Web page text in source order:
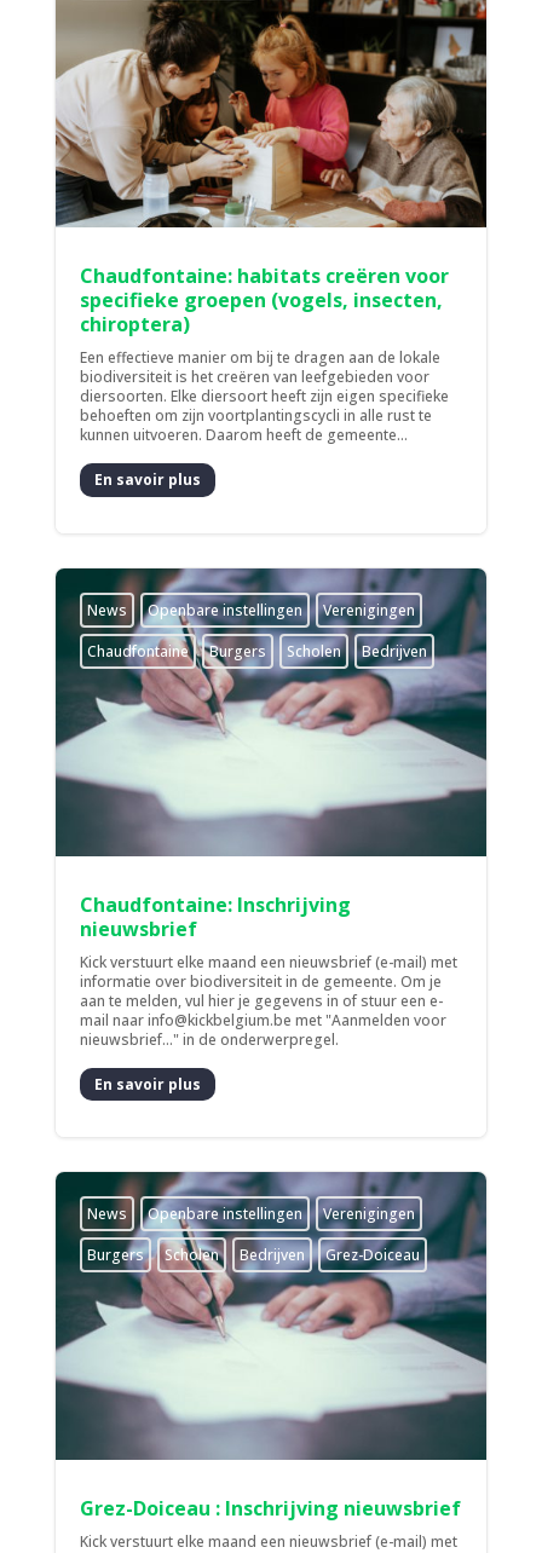
Chaudfontaine: habitats creëren voor
specifieke groepen (vogels, insecten,
chiroptera)
Een effectieve manier om bij te dragen aan de lokale
biodiversiteit is het creëren van leefgebieden voor
diersoorten. Elke diersoort heeft zijn eigen specifieke
behoeften om zijn voortplantingscycli in alle rust te
kunnen uitvoeren. Daarom heeft de gemeente...
En savoir plus
News ­Openbare instellingen
­Verenigingen
Chaudfontaine
Burgers Scholen Bedrijven
Chaudfontaine: Inschrijving
nieuwsbrief
Kick verstuurt elke maand een nieuwsbrief (e-mail) met
informatie over biodiversiteit in de gemeente. Om je
aan te melden, vul hier je gegevens in of stuur een e-
mail naar info@kickbelgium.be met "Aanmelden voor
nieuwsbrief..." in de onderwerpregel.
En savoir plus
News ­Openbare instellingen
­Verenigingen
Burgers
Scholen Bedrijven Grez-Doiceau
Grez-Doiceau : Inschrijving nieuwsbrief
Kick verstuurt elke maand een nieuwsbrief (e-mail) met